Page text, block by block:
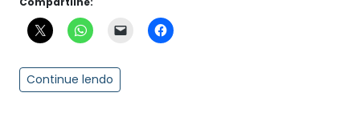
Continue lendo